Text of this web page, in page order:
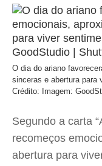
O dia do ariano
sinceras e abertura para
Crédito: Imagem:
Segundo a carta
recomeços
abertura para